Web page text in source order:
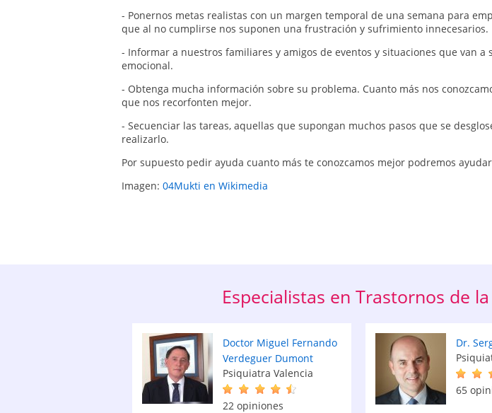
- Ponernos metas realistas con un margen temporal de una semana para
que al no cumplirse nos suponen una frustración y sufrimiento innecesarios.
- Informar a nuestros familiares y amigos de eventos y situaciones que van
emocional.
- Obtenga mucha información sobre su problema. Cuanto más nos
que nos recorfonten mejor.
- Secuenciar las tareas, aquellas que supongan muchos pasos que se
realizarlo.
Por supuesto pedir ayuda cuanto más te conozcamos mejor podremos
Imagen: 04Mukti en Wikimedia
Especialistas en Trastornos de
Doctor Miguel Fernando
Verdeguer Dumont
Psiquiatra Valencia
22 opiniones
Dr.
65